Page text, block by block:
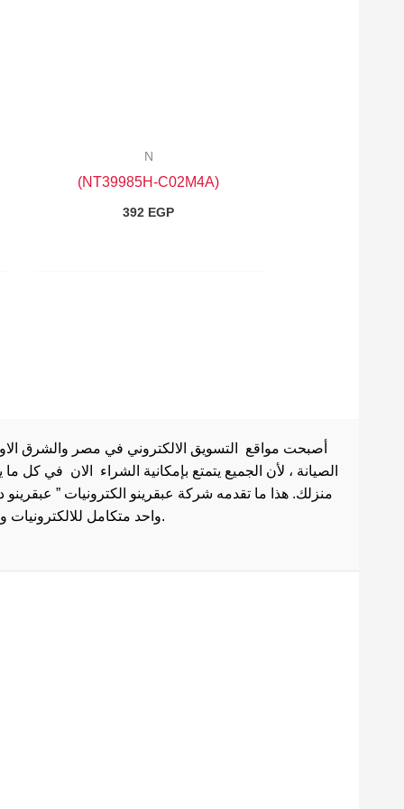
N
(NT39985H-C02M4A)
392 EGP
أصبحت مواقع التسويق الالكتروني في مصر والشرق
الصيانة ، لأن الجميع يتمتع بإمكانية الشراء الان في كل
منزلك. هذا ما تقدمه شركة عبقرينو الكترونيات ”
واحد متكامل للالكترونيات وادوات الصيانة . هذا ما يجعل موقع عبقرينو دوت كوم من أفضل مواقع تسوق عبر الإنترنت في مصر.